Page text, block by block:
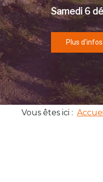
Samedi 6
Plus d'infos
Vous êtes ici : Accueil